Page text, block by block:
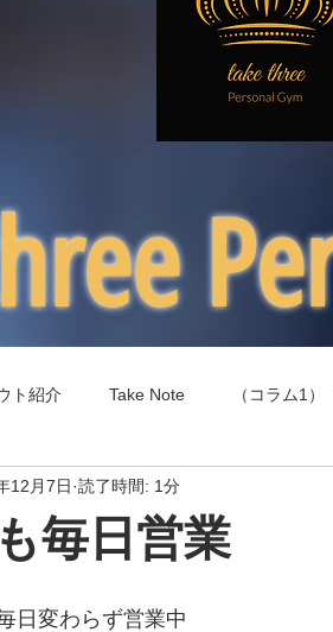
ト紹介 Take Note （コラム1）
（コラム4）食事（エネルギー摂取）
毎日営業
12月7日 読了時間: 1分
日変わらず営業中